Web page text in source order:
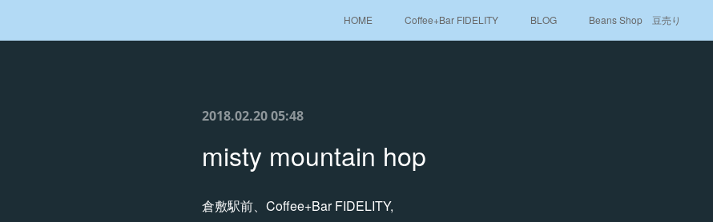
HOME Coffee+Bar FIDELITY BLOG Beans Shop 豆売り
2018.02.20 05:48
misty mountain hop
倉敷駅前、Coffee+Bar FIDELITY,